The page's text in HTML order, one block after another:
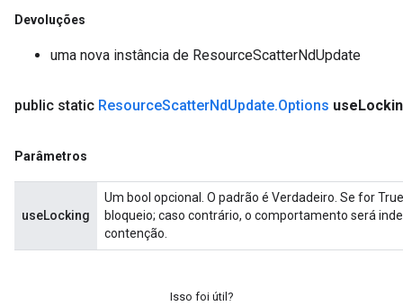
Devoluções
uma nova instância de ResourceScatterNdUpdate
public static ResourceScatterNdUpdate.Options use
Parâmetros
useLocking
Um bool opcional. O padrão é Verdadeiro. Se for
bloqueio; caso contrário, o comportamento será
contenção.
Isso foi útil?